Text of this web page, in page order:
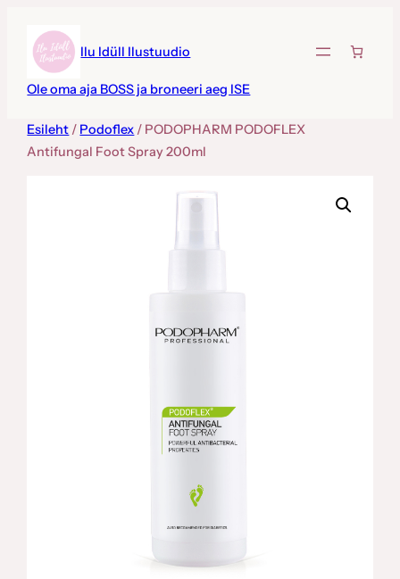
juurde
Ilu Idüll Ilustuudio
Ole oma aja BOSS ja broneeri aeg ISE
Esileht / Podoflex / PODOPHARM PODOFLEX
Antifungal Foot Spray 200ml